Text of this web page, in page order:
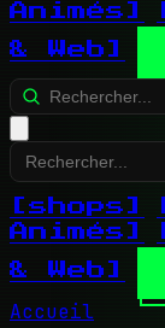
Animés]
& Web]
[shops]
Animés]
& Web]
Accueil